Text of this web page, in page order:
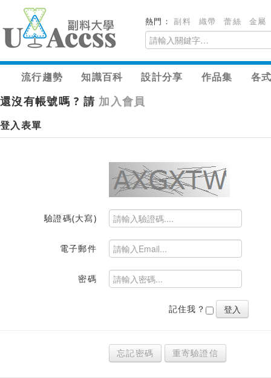
熱門：副料 織帶 蕾絲 金屬
流行趨勢 知識百科 設計分享 作品集 各
還沒有帳號嗎 ? 請 加入會員
登入表單
驗證碼(大寫)
電子郵件
密碼
記住我？
忘記密碼 重寄驗證信